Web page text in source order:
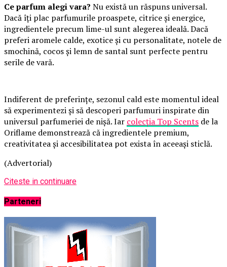
Ce parfum alegi vara? Nu există un răspuns universal.
Dacă îți plac parfumurile proaspete, citrice și energice,
ingredientele precum lime-ul sunt alegerea ideală. Dacă
preferi aromele calde, exotice și cu personalitate, notele de
smochină, cocos și lemn de santal sunt perfecte pentru
serile de vară.
Indiferent de preferințe, sezonul cald este momentul ideal
să experimentezi și să descoperi parfumuri inspirate din
universul parfumeriei de nișă. Iar colecția Top Scents de la
Oriflame demonstrează că ingredientele premium,
creativitatea și accesibilitatea pot exista în aceeași sticlă.
(Advertorial)
Citeste in continuare
Parteneri